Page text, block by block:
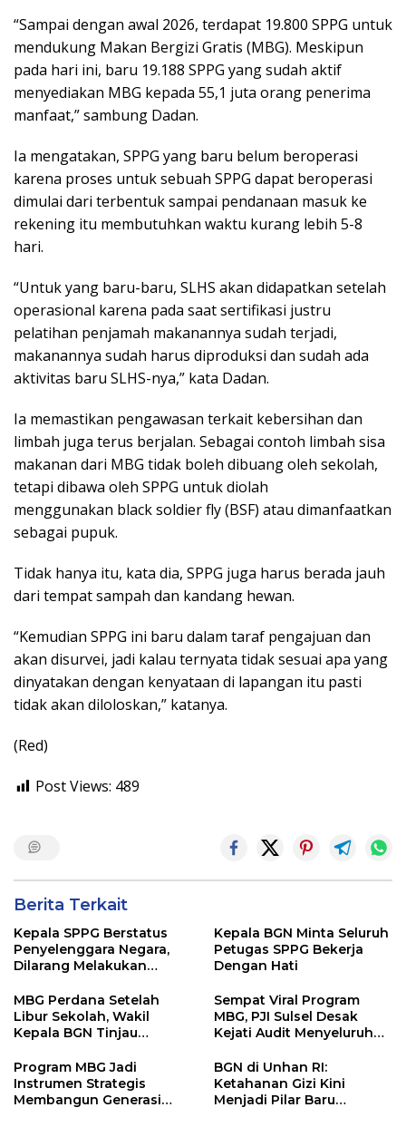
“Sampai dengan awal 2026, terdapat 19.800 SPPG untuk
mendukung Makan Bergizi Gratis (MBG). Meskipun
pada hari ini, baru 19.188 SPPG yang sudah aktif
menyediakan MBG kepada 55,1 juta orang penerima
manfaat,” sambung Dadan.
Ia mengatakan, SPPG yang baru belum beroperasi
karena proses untuk sebuah SPPG dapat beroperasi
dimulai dari terbentuk sampai pendanaan masuk ke
rekening itu membutuhkan waktu kurang lebih 5-8
hari.
“Untuk yang baru-baru, SLHS akan didapatkan setelah
operasional karena pada saat sertifikasi justru
pelatihan penjamah makanannya sudah terjadi,
makanannya sudah harus diproduksi dan sudah ada
aktivitas baru SLHS-nya,” kata Dadan.
Ia memastikan pengawasan terkait kebersihan dan
limbah juga terus berjalan. Sebagai contoh limbah sisa
makanan dari MBG tidak boleh dibuang oleh sekolah,
tetapi dibawa oleh SPPG untuk diolah
menggunakan black soldier fly (BSF) atau dimanfaatkan
sebagai pupuk.
Tidak hanya itu, kata dia, SPPG juga harus berada jauh
dari tempat sampah dan kandang hewan.
“Kemudian SPPG ini baru dalam taraf pengajuan dan
akan disurvei, jadi kalau ternyata tidak sesuai apa yang
dinyatakan dengan kenyataan di lapangan itu pasti
tidak akan diloloskan,” katanya.
(Red)
Post Views: 489
Berita Terkait
Kepala SPPG Berstatus
Penyelenggara Negara,
Dilarang Melakukan
Kepala BGN Minta Seluruh
Petugas SPPG Bekerja
Dengan Hati
MBG Perdana Setelah
Libur Sekolah, Wakil
Kepala BGN Tinjau
MBG di Jakarta Pusat
Sempat Viral Program
MBG, PJI Sulsel Desak
Kejati Audit Menyeluruh
Dugaan Pelaksanaan di
Sinjai, Isu Keterlibatan
Legislator
Program MBG Jadi
Instrumen Strategis
Membangun Generasi
BGN di Unhan RI:
Ketahanan Gizi Kini
Menjadi Pilar Baru